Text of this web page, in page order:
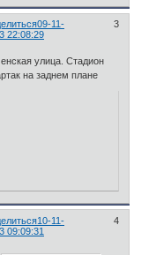
3
09-11-
22:08:29
улица. Стадион
на заднем плане
4
10-11-
09:09:31